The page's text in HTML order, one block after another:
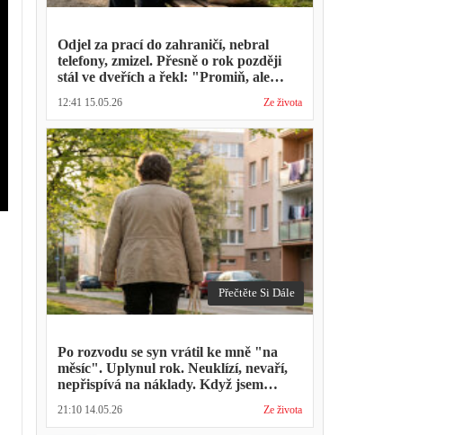
Odjel za prací do zahraničí, nebral
telefony, zmizel. Přesně o rok později
stál ve dveřích a řekl: "Promiň, ale
12:41 15.05.26 Ze života
Přečtěte Si Dále
Po rozvodu se syn vrátil ke mně "na
měsíc". Uplynul rok. Neuklízí, nevaří,
nepřispívá na náklady. Když jsem
přece nevyhodíš vlastní dítě."
21:10 14.05.26 Ze života